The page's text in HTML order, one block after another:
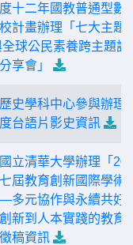
十二年國教普通型數
計畫辦理「七大主題-
全球公民素養跨主題課
享會」
史學科中心參與辦理
台語片影史資訊
立清華大學辦理「
屆教育創新國際學術
元協作與永續共好
新到人本實踐的教育
稿資訊